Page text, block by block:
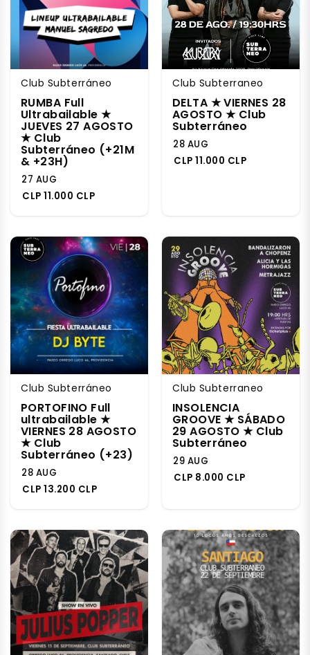
Club Subterráneo
RUMBA Full
Ultrabailable ★
JUEVES 27 AGOSTO
★ Club
Subterráneo (+21M
& +23H)
27 AUG
CLP 11.000 CLP
Club Subterraneo
DELTA ★ VIERNES 28
AGOSTO ★ Club
Subterráneo
28 AUG
CLP 11.000 CLP
Club Subterráneo
PORTOFINO Full
ultrabailable ★
VIERNES 28 AGOSTO
★ Club
Subterráneo (+23)
28 AUG
CLP 13.200 CLP
Club Subterraneo
INSOLENCIA
GROOVE ★ SÁBADO
29 AGOSTO ★ Club
Subterráneo
29 AUG
CLP 8.000 CLP